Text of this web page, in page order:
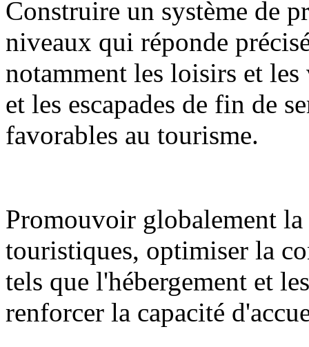
Construire un système de
niveaux qui réponde
notamment les loisirs et
et les escapades de fin de
favorables au tourisme.
Promouvoir globalement
touristiques, optimiser la
tels que l'hébergement et
renforcer la capacité